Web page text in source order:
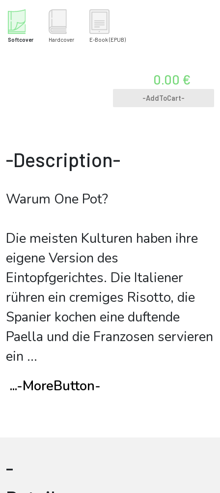
Softcover Hardcover E-Book (EPUB)
0.00 €
-AddToCart-
-Description-
Warum One Pot?
Die meisten Kulturen haben ihre
eigene Version des
Eintopfgerichtes. Die Italiener
rühren ein cremiges Risotto, die
Spanier kochen eine duftende
Paella und die Franzosen servieren
ein ...
...-MoreButton-
-